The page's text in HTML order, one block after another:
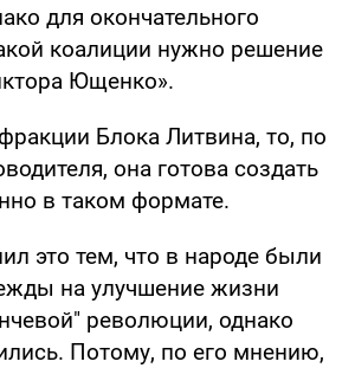
для окончательного
коалиции нужно решение
Ющенко».
Блока Литвина, то, по
она готова создать
в таком формате.
это тем, что в народе были
на улучшение жизни
революции, однако
Потому, по его мнению,